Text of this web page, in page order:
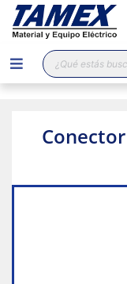
Búsqueda
de
productos